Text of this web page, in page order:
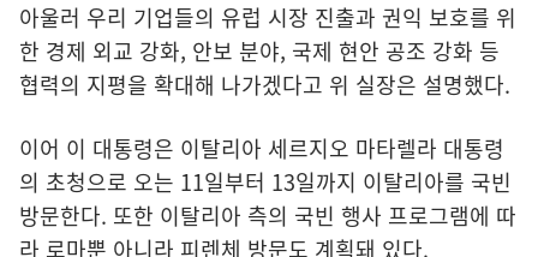
아울러 우리 기업들의 유럽 시장 진출과 권익 보호를 위
한 경제 외교 강화, 안보 분야, 국제 현안 공조 강화 등
협력의 지평을 확대해 나가겠다고 위 실장은 설명했다.
이어 이 대통령은 이탈리아 세르지오 마타렐라 대통령
의 초청으로 오는 11일부터 13일까지 이탈리아를 국빈
방문한다. 또한 이탈리아 측의 국빈 행사 프로그램에 따
라 로마뿐 아니라 피렌체 방문도 계획돼 있다.